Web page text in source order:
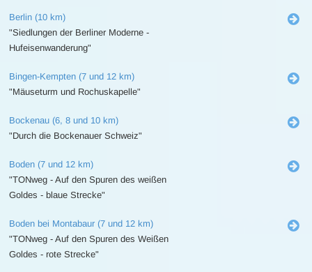
Berlin (10 km)
"Siedlungen der Berliner Moderne -
Hufeisenwanderung"
Bingen-Kempten (7 und 12 km)
"Mäuseturm und Rochuskapelle"
Bockenau (6, 8 und 10 km)
"Durch die Bockenauer Schweiz"
Boden (7 und 12 km)
"TONweg - Auf den Spuren des weißen
Goldes - blaue Strecke"
Boden bei Montabaur (7 und 12 km)
"TONweg - Auf den Spuren des Weißen
Goldes - rote Strecke"